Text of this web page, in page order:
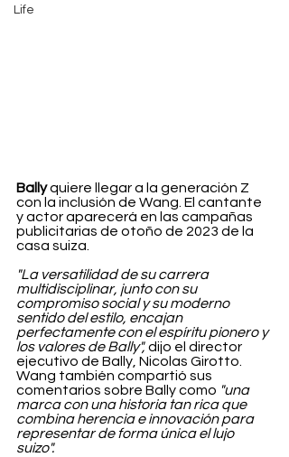
Life
Bally quiere llegar a la generación Z
con la inclusión de Wang. El cantante
y actor aparecerá en las campañas
publicitarias de otoño de 2023 de la
casa suiza.
"La versatilidad de su carrera
multidisciplinar, junto con su
compromiso social y su moderno
sentido del estilo, encajan
perfectamente con el espíritu pionero y
los valores de Bally", dijo el director
ejecutivo de Bally, Nicolas Girotto.
Wang también compartió sus
comentarios sobre Bally como "una
marca con una historia tan rica que
combina herencia e innovación para
representar de forma única el lujo
suizo".